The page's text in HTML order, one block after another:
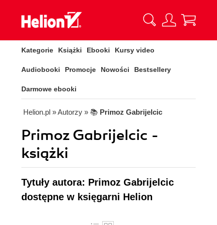
Kategorie Książki Ebooki Kursy video
Audiobooki Promocje Nowości Bestsellery
Darmowe ebooki
Helion.pl » Autorzy » 📚 Primoz Gabrijelcic
Primoz Gabrijelcic -
książki
Tytuły autora: Primoz Gabrijelcic
dostępne w księgarni Helion